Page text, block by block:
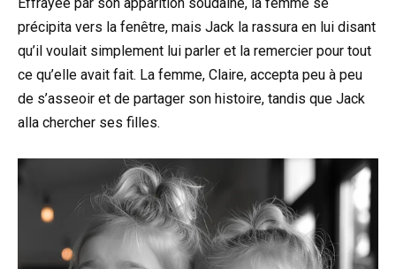
précipita vers la fenêtre, mais Jack la rassura en lui disant
qu’il voulait simplement lui parler et la remercier pour tout
ce qu’elle avait fait. La femme, Claire, accepta peu à peu
de s’asseoir et de partager son histoire, tandis que Jack
alla chercher ses filles.